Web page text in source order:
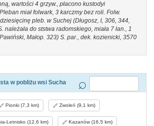
wartości 4 grzyw., płacono kustodyi
miał folwark, 3 karczmy bez roli. Folw.
pleb. w Suchej (Długosz, I, 306, 344,
należała do ststwa radomskiego, miała 7 łan., 1
Małop. 323) S. par., dek. kozienicki, 3570
w pobliżu wsi Sucha
Pionki (7,3 km) Zwoleń (9,1 km)
Letnisko (12,6 km) Kazanów (16,5 km)